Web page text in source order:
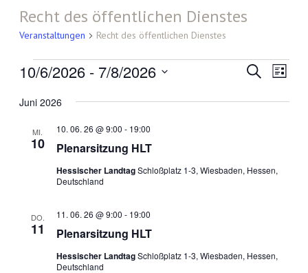
Recht des öffentlichen Dienstes
Veranstaltungen Recht des öffentlichen Dienstes
Veranstaltungen Suche Liste
10/6/2026 - 7/8/2026
wählen.
Juni 2026
MI.
10 Plenarsitzung HLT
10. 06. 26 @ 9:00 - 19:00
Hessischer LandtagSchloßplatz 1-3, Wiesbaden, Hessen,
Deutschland
DO.
11 Plenarsitzung HLT
11. 06. 26 @ 9:00 - 19:00
Hessischer LandtagSchloßplatz 1-3, Wiesbaden, Hessen,
Deutschland